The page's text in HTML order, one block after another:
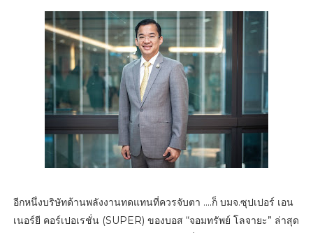
อีกหนึ่งบริษัทด้านพลังงานทดแทนที่ควรจับตา ….ก็ บมจ.ซุปเปอร์ เอน
เนอร์ยี คอร์เปอเรชั่น (SUPER) ของบอส “จอมทรัพย์ โลจายะ” ล่าสุด